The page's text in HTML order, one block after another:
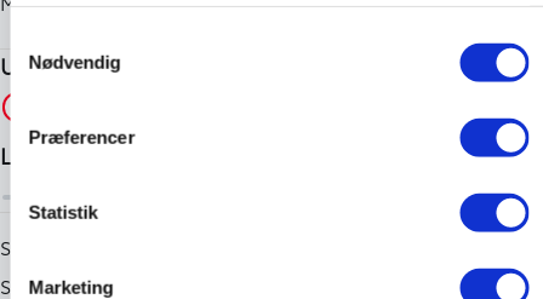
Nødvendig
Præferencer
Statistik
Marketing